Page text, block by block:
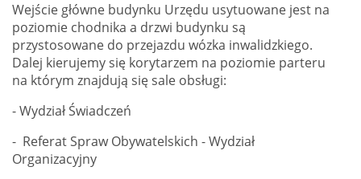
Wejście główne budynku Urzędu usytuowane jest na
poziomie chodnika a drzwi budynku są
przystosowane do przejazdu wózka inwalidzkiego.
Dalej kierujemy się korytarzem na poziomie parteru
na którym znajdują się sale obsługi:
- Wydział Świadczeń
- Referat Spraw Obywatelskich - Wydział
Organizacyjny